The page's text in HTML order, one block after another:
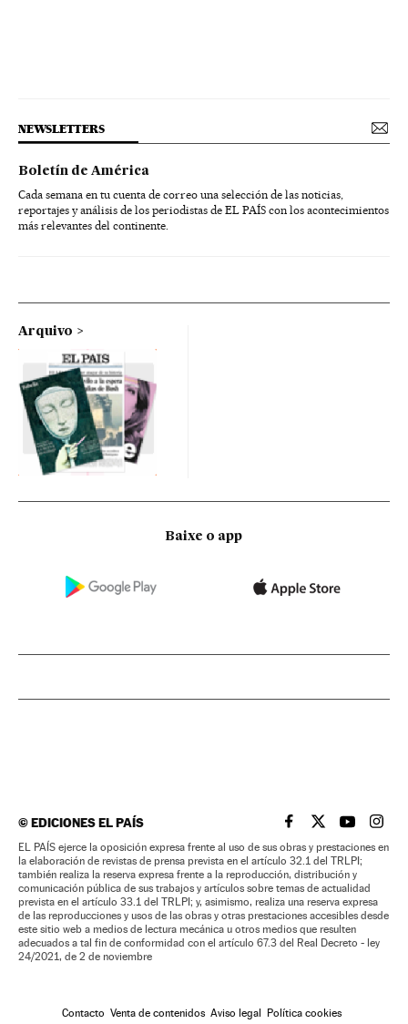
NEWSLETTERS
Boletín de América
Cada semana en tu cuenta de correo una selección de las noticias,
reportajes y análisis de los periodistas de EL PAÍS con los acontecimientos
más relevantes del continente.
Arquivo
Baixe o app
©EDICIONES EL PAÍS EL PAÍS BRASIL EN
EL PAÍSEL PAÍS
EL
EL PAÍS ejerce la oposición expresa frente al uso de sus obras y prestaciones en
la elaboración de revistas de prensa prevista en el artículo 32.1 del TRLPI;
también realiza la reserva expresa frente a la reproducción, distribución y
comunicación pública de sus trabajos y artículos sobre temas de actualidad
prevista en el artículo 33.1 del TRLPI; y, asimismo, realiza una reserva expresa
de las reproducciones y usos de las obras y otras prestaciones accesibles desde
este sitio web a medios de lectura mecánica u otros medios que resulten
adecuados a tal fin de conformidad con el artículo 67.3 del Real Decreto - ley
24/2021, de 2 de noviembre
Contacto Venta de contenidos Aviso legal Política cookies